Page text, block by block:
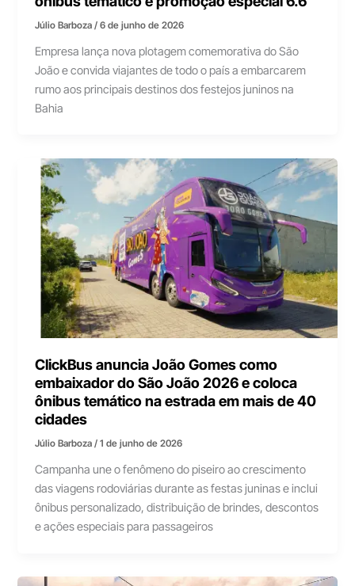
Júlio Barboza/6 de junho de 2026
Empresa lança nova plotagem comemorativa do São
João e convida viajantes de todo o país a embarcarem
rumo aos principais destinos dos festejos juninos na
Bahia
ClickBus anuncia João Gomes como
embaixador do São João 2026 e coloca
ônibus temático na estrada em mais de 40
cidades
Júlio Barboza/1 de junho de 2026
Campanha une o fenômeno do piseiro ao crescimento
das viagens rodoviárias durante as festas juninas e inclui
ônibus personalizado, distribuição de brindes, descontos
e ações especiais para passageiros